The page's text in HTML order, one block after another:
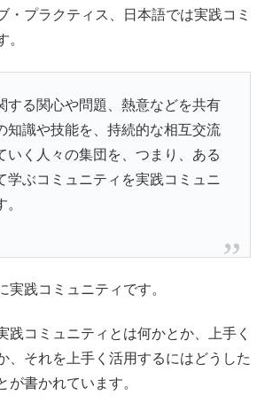
・プラクティス、日本語では実践コミ
。
する関心や問題、熱意などを共有
知識や技能を、持続的な相互交流
いく人々の集団を、つまり、ある
学ぶコミュニティを実践コミュニ
実践コミュニティです。
践コミュニティとは何かとか、上手く
、それを上手く活用するにはどうした
が書かれています。